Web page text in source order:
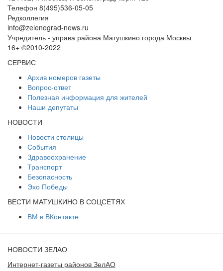
Телефон 8(495)536-05-05
Редколлегия
info@zelenograd-news.ru
Учредитель - управа района Матушкино города Москвы
16+ ©2010-2022
СЕРВИС
Архив номеров газеты
Вопрос-ответ
Полезная информация для жителей
Наши депутаты
НОВОСТИ
Новости столицы
События
Здравоохранение
Транспорт
Безопасность
Эхо Победы
ВЕСТИ МАТУШКИНО В СОЦСЕТЯХ
ВМ в ВКонтакте
НОВОСТИ ЗЕЛАО
Интернет-газеты районов ЗелАО